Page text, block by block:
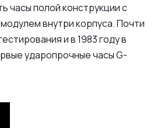
часы полой конструкции с
внутри корпуса. Почти
и в 1983 году в
ударопрочные часы G-